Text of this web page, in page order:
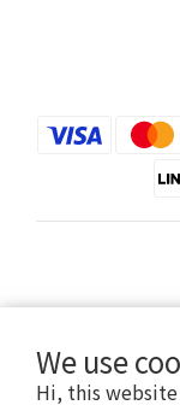
We use
Hi, thisCopyright © 2020